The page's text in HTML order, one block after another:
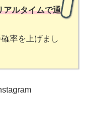
アルタイムで通
率を上げまし